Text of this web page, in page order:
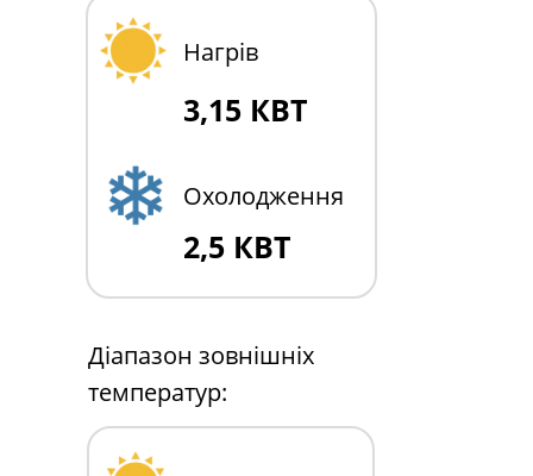
Нагрів
Охолодження
3,15 КВТ
2,5 КВТ
Діапазон зовнішніх
температур: